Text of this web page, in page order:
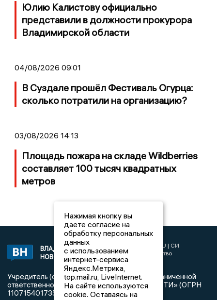
Юлию Калистову официально
представили в должности прокурора
Владимирской области
04/08/2026 09:01
В Суздале прошёл Фестиваль Огурца:
сколько потратили на организацию?
03/08/2026 14:13
Площадь пожара на складе Wildberries
составляет 100 тысяч квадратных
метров
ВЛАДИМИРСКИЕ
НОВОСТИ
2017 © NEWSVLADIMIR.RU | СИ
«Информационное агентство
Владимирские новости»
Учредитель (соучредители): Общество с ограниченной
ответственностью «РЕГИОНАЛЬНЫЕ НОВОСТИ» (ОГРН
1107154017354)
Нажимая кнопку вы
даете согласие на
обработку персональных
данных
с использованием
интернет-сервиса
Яндекс.Метрика,
top.mail.ru, LiveInternet.
На сайте используются
cookie. Оставаясь на